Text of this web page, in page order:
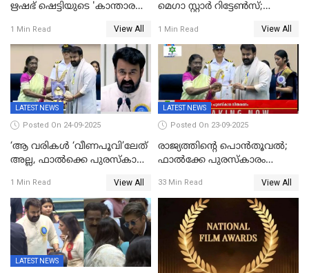
ഋഷഭ് ഷെട്ടിയുടെ 'കാന്താര
കാണാം
1 Min Read View All
മെഗാ സ്റ്റാർ റിട്ടേൺസ്;
ക്യാമറയ്ക്ക് മുന്നിലേക്ക്
1 Min Read View All
LATEST NEWS
Posted On 24-09-2025
‘ആ വരികള്‍ ‘വീണപൂവി’ലേത്
അല്ല, ഫാൽക്കെ പുരസ്‌കാരം
മോഹന്‍ലാല്‍ ഉദ്ധരിച്ച
വരികളെ ചൊല്ലി
സാമൂഹികമാധ്യമങ്ങളില്‍
ചര്‍ച്ച
1 Min Read View All
LATEST NEWS
Posted On 23-09-2025
രാജ്യത്തിന്റെ പൊൻതൂവൽ;
ഫാൽക്കേ പുരസ്കാരം
സിനിമ ആത്മാവിന്റെ
സ്പന്ദനമെന്ന് ലാൽ;
ഉർവശിക്കും വിജയരാഘവനും
ദേശീയ അവാർഡ്
33 Min Read View All
LATEST NEWS